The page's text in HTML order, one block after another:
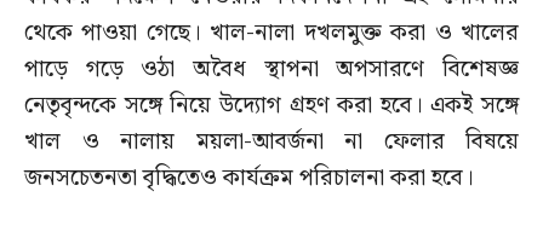
থেকে পাওয়া গেছে। খাল-নালা দখলমুক্ত করা ও খালের
পাড়ে গড়ে ওঠা অবৈধ স্থাপনা অপসারণে বিশেষজ্ঞ
নেতৃবৃন্দকে সঙ্গে নিয়ে উদ্যোগ গ্রহণ করা হবে। একই সঙ্গে
খাল ও নালায় ময়লা-আবর্জনা না ফেলার বিষয়ে
জনসচেতনতা বৃদ্ধিতেও কার্যক্রম পরিচালনা করা হবে।